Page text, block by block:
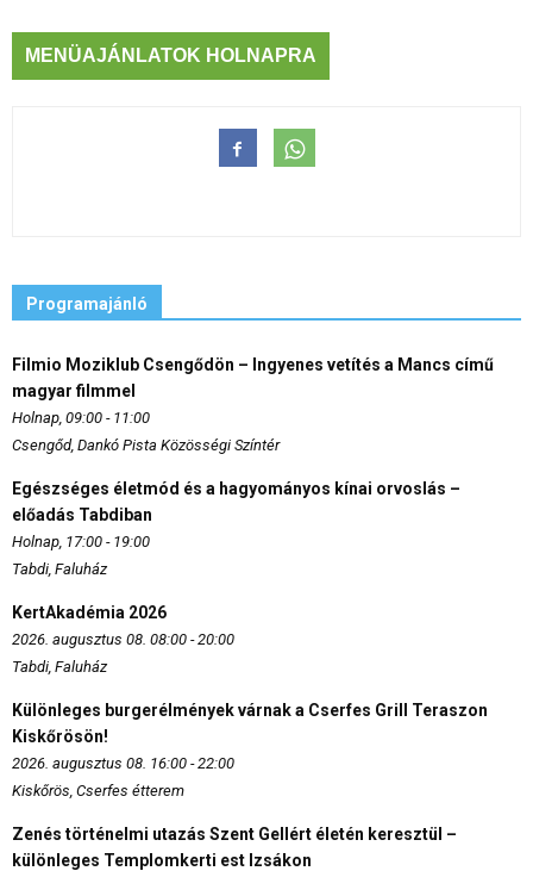
MENÜAJÁNLATOK HOLNAPRA
Programajánló
Filmio Moziklub Csengődön – Ingyenes vetítés a Mancs című
magyar filmmel
Holnap, 09:00 - 11:00
Csengőd, Dankó Pista Közösségi Színtér
Egészséges életmód és a hagyományos kínai orvoslás –
előadás Tabdiban
Holnap, 17:00 - 19:00
Tabdi, Faluház
KertAkadémia 2026
2026. augusztus 08. 08:00 - 20:00
Tabdi, Faluház
Különleges burgerélmények várnak a Cserfes Grill Teraszon
Kiskőrösön!
2026. augusztus 08. 16:00 - 22:00
Kiskőrös, Cserfes étterem
Zenés történelmi utazás Szent Gellért életén keresztül –
különleges Templomkerti est Izsákon